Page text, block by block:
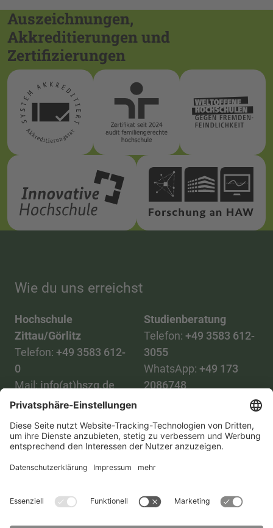
Auszeichnungen,
Akkreditierungen und
Zertifizierungen
Wie du uns erreichst
Hochschule
Zittau/Görlitz
Telefon: +49 3583 612-
0
Mail: info(at)hszg.de
Studienberatung
Telefon: +49 3583 612-
3055
WhatsApp: +49 173
2086748
Alle StudiengängeDatenschutz
ImpressumBarrierefreiheitPresse